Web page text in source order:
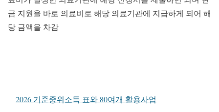
금 지원을 바로 의료비로 해당 의료기관에 지급하게 되어 해
당 금액을 차감
2026 기준중위소득 표와 80여개 활용사업